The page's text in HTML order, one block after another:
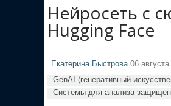
Нейросеть с
Hugging Face
Екатерина Быстрова 06
GenAI (генеративный
Системы для анализа